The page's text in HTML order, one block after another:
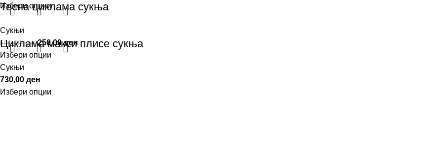
Избери опции
Тесна циклама сукња
Сукњи
500,00ден 250,00ден
Избери опции
Циклама макси плисе сукња
Сукњи
730,00 ден
Избери опции